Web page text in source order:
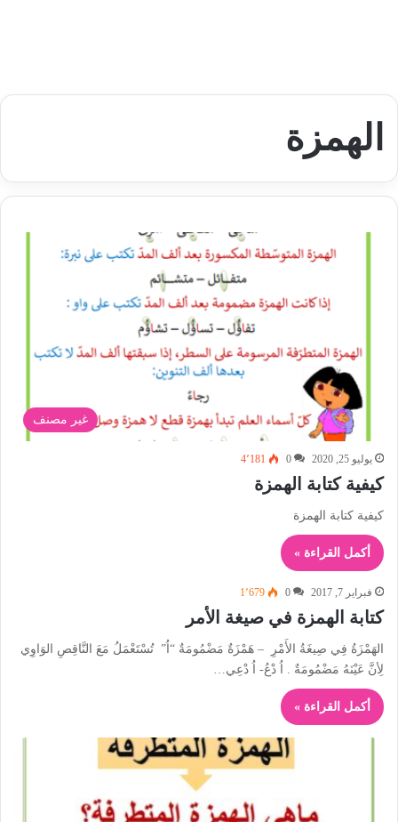
الهمزة
غير مصنف
يوليو 25, 2020 0 4٬181
كيفية كتابة الهمزة
كيفية كتابة الهمزة
أكمل القراءة »
فبراير 7, 2017 0 1٬679
كتابة الهمزة في صيغة الأمر
الهَمْزَةُ فِي صِيغَةُ الأَمْرِ – هَمْزَةٌ مَضْمُومَةٌ “اُ” تُسْتَعْمَلُ مَعَ النَّاقِصِ الوَاوِي
لِأنَّ عَيْنَهُ مَضْمُومَةٌ . اُ دْعُ- اُ دْعِي…
أكمل القراءة »